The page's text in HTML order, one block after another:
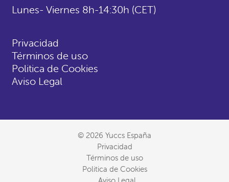
Lunes- Viernes 8h-14:30h (CET)
Privacidad
Términos de uso
Politica de Cookies
Aviso Legal
© 2026 Yuccs España
Privacidad
Términos de uso
Politica de Cookies